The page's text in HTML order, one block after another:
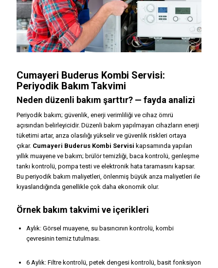
Cumayeri Buderus Kombi Servisi:
Periyodik Bakım Takvimi
Neden düzenli bakım şarttır? — fayda analizi
Periyodik bakım; güvenlik, enerji verimliliği ve cihaz ömrü
açısından belirleyicidir. Düzenli bakım yapılmayan cihazların enerji
tüketimi artar, arıza olasılığı yükselir ve güvenlik riskleri ortaya
çıkar. Cumayeri Buderus Kombi Servisi kapsamında yapılan
yıllık muayene ve bakım; brülör temizliği, baca kontrolü, genleşme
tankı kontrolü, pompa testi ve elektronik hata taramasını kapsar.
Bu periyodik bakım maliyetleri, önlenmiş büyük arıza maliyetleri ile
kıyaslandığında genellikle çok daha ekonomik olur.
Örnek bakım takvimi ve içerikleri
Aylık: Görsel muayene, su basıncının kontrolü, kombi
çevresinin temiz tutulması.
6 Aylık: Filtre kontrolü, petek dengesi kontrolü, basit fonksiyon